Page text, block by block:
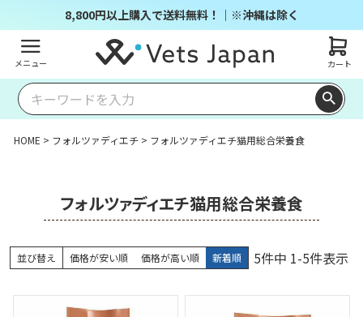
8,800円以上購入で送料無料！｜※沖縄は除く
メニュー カート
HOME フォルツァディエチ フォルツァディエチ猫用総合栄養食
フォルツァディエチ猫用総合栄養食
並び替え 価格が安い順 価格が高い順 新着順 5件中 1-5件表示